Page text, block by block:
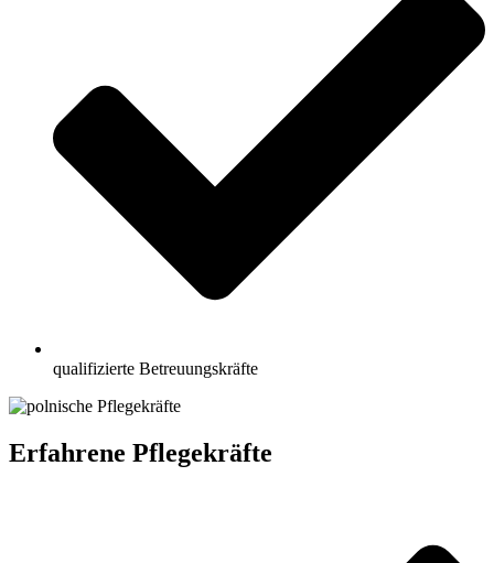
qualifizierte Betreuungskräfte
Erfahrene Pflegekräfte